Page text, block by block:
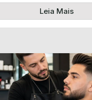
pelo produtor ...
Leia Mais